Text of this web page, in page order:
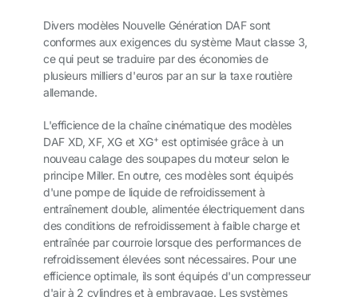
Divers modèles Nouvelle Génération DAF sont
conformes aux exigences du système Maut classe 3,
ce qui peut se traduire par des économies de
plusieurs milliers d'euros par an sur la taxe routière
allemande.
L'efficience de la chaîne cinématique des modèles
DAF XD, XF, XG et XG+ est optimisée grâce à un
nouveau calage des soupapes du moteur selon le
principe Miller. En outre, ces modèles sont équipés
d'une pompe de liquide de refroidissement à
entraînement double, alimentée électriquement dans
des conditions de refroidissement à faible charge et
entraînée par courroie lorsque des performances de
refroidissement élevées sont nécessaires. Pour une
efficience optimale, ils sont équipés d'un compresseur
d'air à 2 cylindres et à embrayage. Les systèmes